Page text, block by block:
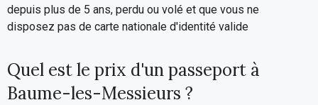
depuis plus de 5 ans, perdu ou volé et que vous ne
disposez pas de carte nationale d'identité valide
Quel est le prix d'un passeport à
Baume-les-Messieurs ?